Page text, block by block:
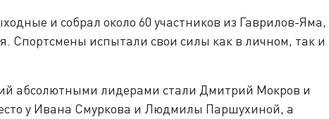
и собрал около 60 участников из Гаврилов-Яма,
Спортсмены испытали свои силы как в личном, так и
абсолютными лидерами стали Дмитрий Мокров и
у Ивана Смуркова и Людмилы Паршухиной, а